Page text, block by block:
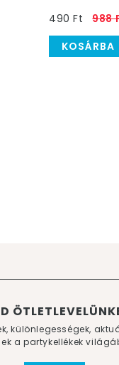
490 Ft
988
KOSÁRBA
különlegességek,
a partykellékek